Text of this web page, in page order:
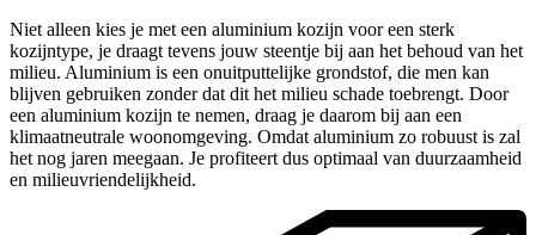
Niet alleen kies je met een aluminium kozijn voor een sterk
kozijntype, je draagt tevens jouw steentje bij aan het behoud van het
milieu. Aluminium is een onuitputtelijke grondstof, die men kan
blijven gebruiken zonder dat dit het milieu schade toebrengt. Door
een aluminium kozijn te nemen, draag je daarom bij aan een
klimaatneutrale woonomgeving. Omdat aluminium zo robuust is zal
het nog jaren meegaan. Je profiteert dus optimaal van duurzaamheid
en milieuvriendelijkheid.